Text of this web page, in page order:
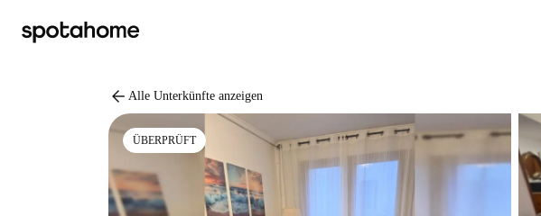
arrow_back Alle Unterkünfte anzeigen
ÜBERPRÜFT